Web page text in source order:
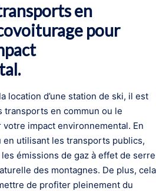
en
pour
location d’une station de ski, il est
en commun ou le
impact environnemental. En
en utilisant les transports publics,
émissions de gaz à effet de serre
des montagnes. De plus, cela
de profiter pleinement du